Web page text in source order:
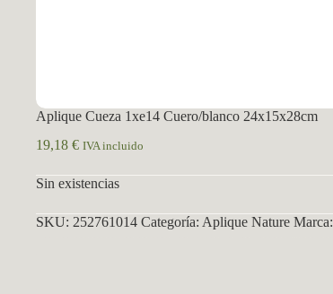
Aplique Cueza 1xe14 Cuero/blanco 24x15x28cm
19,18 € IVA incluido
Sin existencias
SKU: 252761014 Categoría: Aplique Nature Marca: